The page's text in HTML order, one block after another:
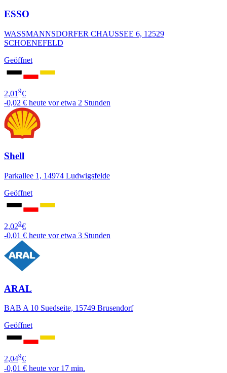
ESSO
WASSMANNSDORFER CHAUSSEE 6, 12529
SCHOENEFELD
Geöffnet
2,01 9€
-0,02 € heute vor etwa 2 Stunden
Shell
Parkallee 1, 14974 Ludwigsfelde
Geöffnet
2,029€
-0,01 € heute vor etwa 3 Stunden
ARAL
BAB A 10 Suedseite, 15749 Brusendorf
Geöffnet
2,049€
-0,01 € heute vor 17 min.